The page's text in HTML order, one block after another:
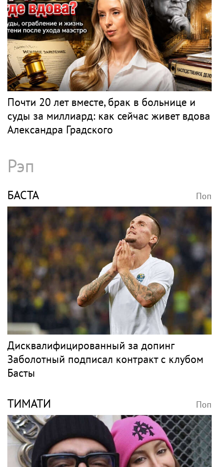
Почти 20 лет вместе, брак в больнице и
суды за миллиард: как сейчас живет вдова
Александра Градского
Рэп
БАСТА Поп
Дисквалифицированный за допинг
Заболотный подписал контракт с клубом
Басты
ТИМАТИ Поп